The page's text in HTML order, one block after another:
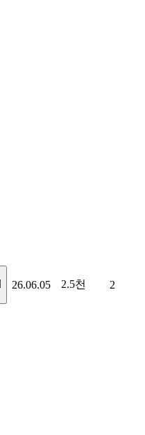
26.06.05 2.5천 2